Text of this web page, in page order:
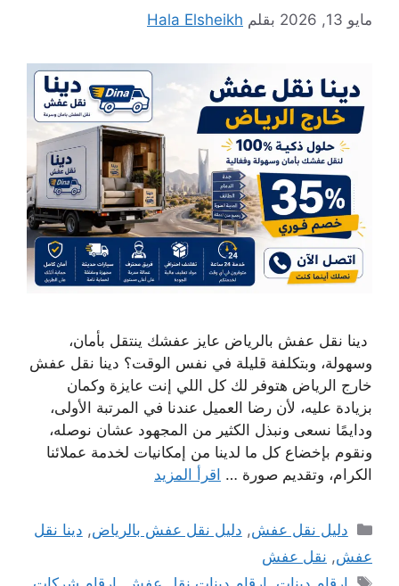
مايو 13, 2026 بقلم Hala Elsheikh
دينا نقل عفش بالرياض عايز عفشك ينتقل بأمان،
وسهولة، وبتكلفة قليلة في نفس الوقت؟ دينا نقل عفش
خارج الرياض هتوفر لك كل اللي إنت عايزة وكمان
بزيادة عليه، لأن رضا العميل عندنا في المرتبة الأولى،
ودايمًا نسعى ونبذل الكثير من المجهود عشان نوصله،
ونقوم بإخضاع كل ما لدينا من إمكانيات لخدمة عملائنا
الكرام، وتقديم صورة … اقرأ المزيد
التصنيفات
دليل نقل عفش, دليل نقل عفش بالرياض, دينا نقل
عفش, نقل عفش
الوسوم